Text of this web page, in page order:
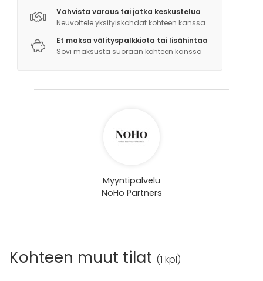
Vahvista varaus tai jatka keskustelua
Neuvottele yksityiskohdat kohteen kanssa
Et maksa välityspalkkiota tai lisähintaa
Sovi maksusta suoraan kohteen kanssa
Myyntipalvelu
NoHo Partners
Kohteen muut tilat (1 kpl)